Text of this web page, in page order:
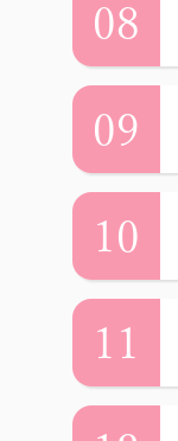
08
09
10
11